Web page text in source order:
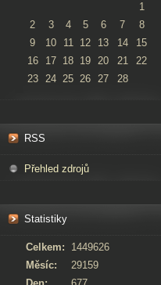
1
2
3 4 5 6 7
8
9
10 11 12 13 14
15
16
17 18 19 20 21
22
23
24 25 26 27 28
RSS
Přehled zdrojů
Statistiky
Celkem:
1449626
Měsíc:
29159